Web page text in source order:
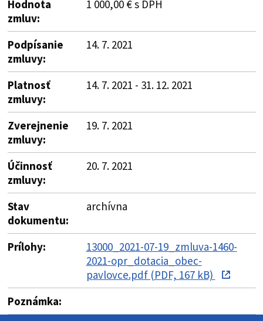
Hodnota
zmluv:
1 000,00 € s DPH
Podpísanie
zmluvy:
14. 7. 2021
Platnosť
zmluvy:
14. 7. 2021 - 31. 12. 2021
Zverejnenie
zmluvy:
19. 7. 2021
Účinnosť
zmluvy:
20. 7. 2021
Stav
dokumentu:
archívna
Prílohy:
13000_2021-07-19_zmluva-1460-
2021-opr_dotacia_obec-
pavlovce.pdf (PDF, 167 kB)
Poznámka: